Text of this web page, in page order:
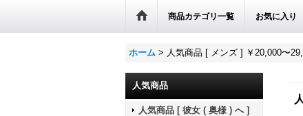
商品カテゴリ一覧 お気に入り
ホーム > 人気商品 [ メンズ ] ￥20,000〜
人気商品
人気商品 [ 彼女 ( 奥様 ) へ ]